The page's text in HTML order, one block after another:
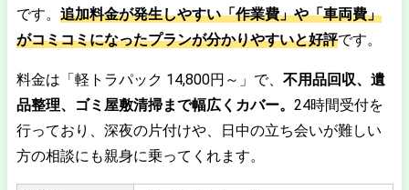
です。 追加料金が発生しやすい「作業費」や「車両費」
がコミコミになったプランが分かりやすいと好評です。
料金は「軽トラパック 14,800円～」で、 不用品回収、遺
品整理、ゴミ屋敷清掃まで幅広くカバー。 24時間受付を
行っており、深夜の片付けや、日中の立ち会いが難しい
方の相談にも親身に乗ってくれます。